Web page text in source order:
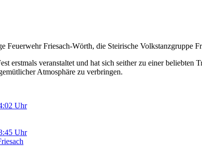
Feuerwehr Friesach-Wörth, die Steirische Volkstanzgruppe
erstmals veranstaltet und hat sich seither zu einer
Atmosphäre zu verbringen.
Uhr
Uhr